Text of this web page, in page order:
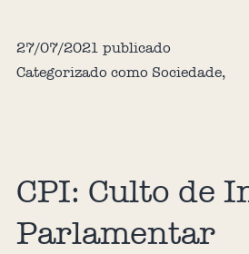
27/07/2021 publicado
Categorizado como Sociedade,
CPI: Culto de
Parlamentar